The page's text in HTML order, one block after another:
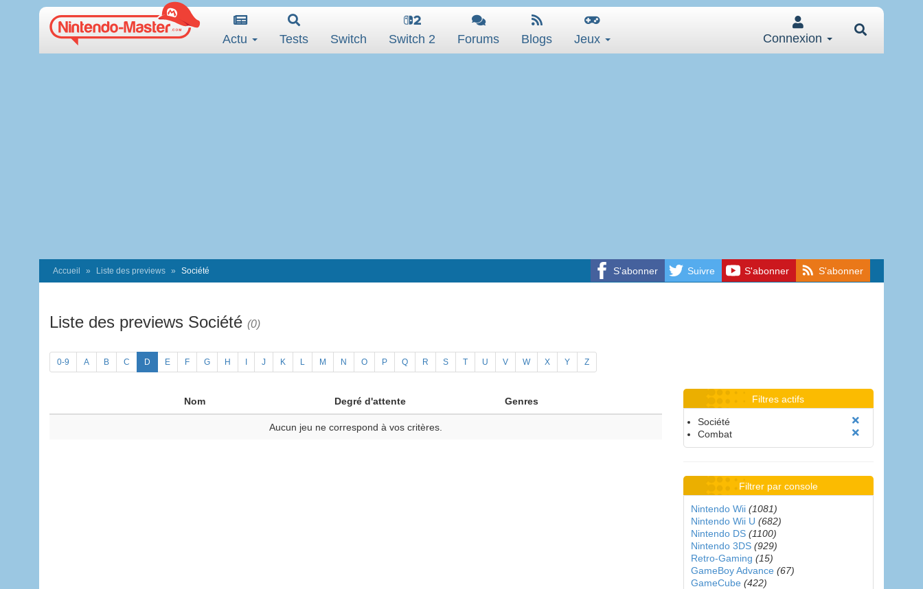
Actu Tests Switch Switch 2 Forums Blogs Jeux Connexion
S'abonner Suivre S'abonner S'abonner
Accueil Liste des previews Société
Liste des previews Société (0)
0-9 A B C D E F G H J K L M N O P Q R S T U V W X Y Z
Nom Degré d'attente Genres
Aucun jeu ne correspond à vos critères.
Filtres actifs
Société
Combat
Filtrer par console
Nintendo Wii (1081)
Nintendo Wii U (682)
Nintendo DS (1100)
Nintendo 3DS (929)
Retro-Gaming (15)
GameBoy Advance (67)
GameCube (422)